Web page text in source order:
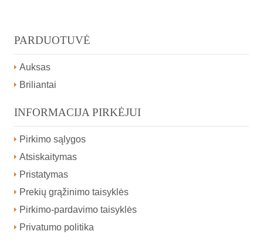
PARDUOTUVĖ
Auksas
Briliantai
INFORMACIJA PIRKĖJUI
Pirkimo sąlygos
Atsiskaitymas
Pristatymas
Prekių grąžinimo taisyklės
Pirkimo-pardavimo taisyklės
Privatumo politika